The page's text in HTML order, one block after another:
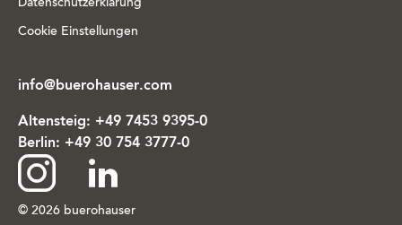
Datenschutzerklärung
Cookie Einstellungen
info@buerohauser.com
Altensteig: +49 7453 9395-0
Berlin: +49 30 754 3777-0
Zu
Instagram
Zu
LinkedIn
© 2026 buerohauser